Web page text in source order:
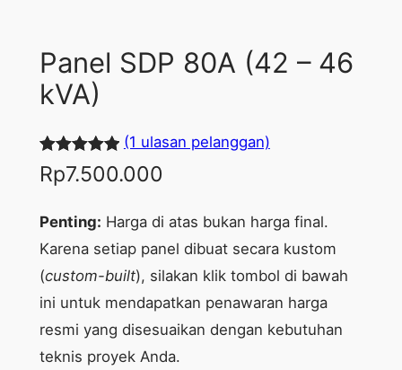
Panel SDP 80A (42 – 46
kVA)
Peringkat
5.00
berdasarka
1
(1 ulasan pelanggan)
Rp7.500.000
Penting: Harga di atas bukan harga final.
Karena setiap panel dibuat secara kustom
(custom-built), silakan klik tombol di bawah
ini untuk mendapatkan penawaran harga
resmi yang disesuaikan dengan kebutuhan
teknis proyek Anda.